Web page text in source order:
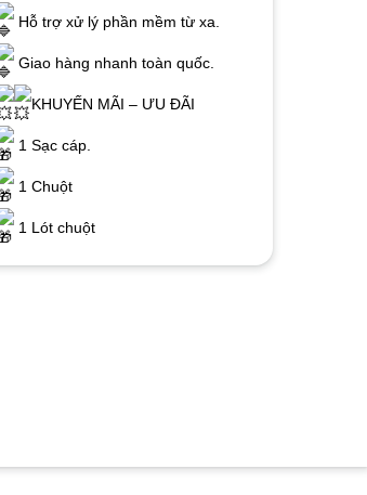
Hỗ trợ xử lý phần mềm từ xa.
Giao hàng nhanh toàn quốc.
KHUYẾN MÃI – ƯU ĐÃI
1 Sạc cáp.
1 Chuột
1 Lót chuột